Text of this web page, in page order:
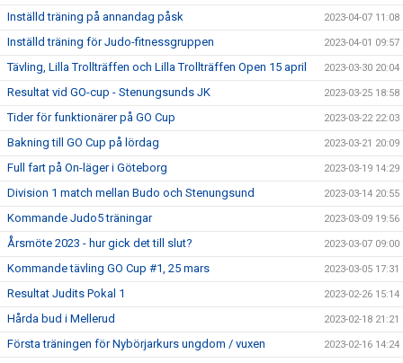
Inställd träning på annandag påsk 2023-04-07 11:08
Inställd träning för Judo-fitnessgruppen 2023-04-01 09:57
Tävling, Lilla Trollträffen och Lilla Trollträffen Open 15 april 2023-03-30 20:04
Resultat vid GO-cup - Stenungsunds JK 2023-03-25 18:58
Tider för funktionärer på GO Cup 2023-03-22 22:03
Bakning till GO Cup på lördag 2023-03-21 20:09
Full fart på On-läger i Göteborg 2023-03-19 14:29
Division 1 match mellan Budo och Stenungsund 2023-03-14 20:55
Kommande Judo5 träningar 2023-03-09 19:56
Årsmöte 2023 - hur gick det till slut? 2023-03-07 09:00
Kommande tävling GO Cup #1, 25 mars 2023-03-05 17:31
Resultat Judits Pokal 1 2023-02-26 15:14
Hårda bud i Mellerud 2023-02-18 21:21
Första träningen för Nybörjarkurs ungdom / vuxen 2023-02-16 14:24